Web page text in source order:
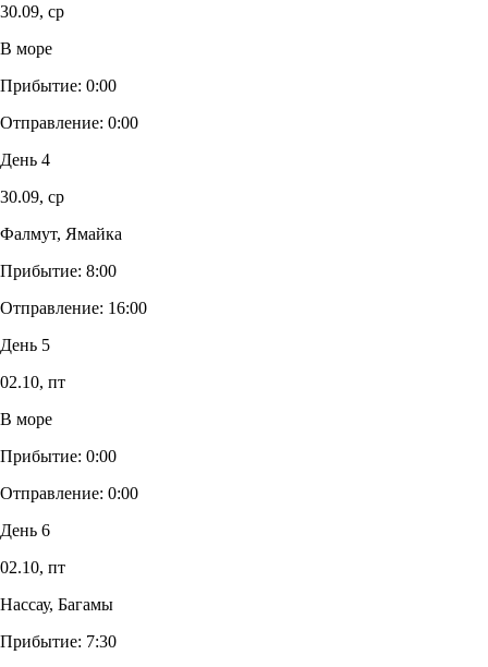
30.09, ср
В море
Прибытие: 0:00
Отправление: 0:00
День 4
30.09, ср
Фалмут, Ямайка
Прибытие: 8:00
Отправление: 16:00
День 5
02.10, пт
В море
Прибытие: 0:00
Отправление: 0:00
День 6
02.10, пт
Нассау, Багамы
Прибытие: 7:30